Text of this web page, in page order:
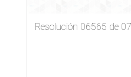
Resolución 06565 de